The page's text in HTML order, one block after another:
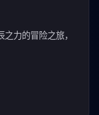
力的冒险之旅，